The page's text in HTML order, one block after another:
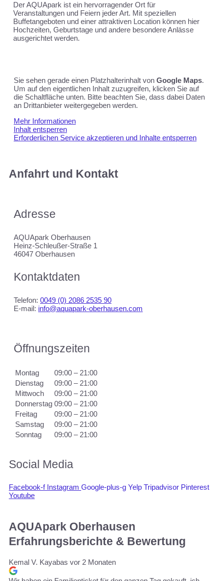
Der AQUApark ist ein hervorragender Ort für
Veranstaltungen und Feiern jeder Art. Mit speziellen
Buffetangeboten und einer attraktiven Location können hier
Hochzeiten, Geburtstage und andere besondere Anlässe
ausgerichtet werden.
Sie sehen gerade einen Platzhalterinhalt von Google Maps.
Um auf den eigentlichen Inhalt zuzugreifen, klicken Sie auf
die Schaltfläche unten. Bitte beachten Sie, dass dabei Daten
an Drittanbieter weitergegeben werden.
Mehr Informationen
Inhalt entsperren
Erforderlichen Service akzeptieren und Inhalte entsperren
Anfahrt und Kontakt
Adresse
AQUApark Oberhausen
Heinz-Schleußer-Straße 1
46047 Oberhausen
Kontaktdaten
Telefon: 0049 (0) 2086 2535 90
E-mail: info@aquapark-oberhausen.com
Öffnungszeiten
Montag
09:00 – 21:00
Dienstag
09:00 – 21:00
Mittwoch
09:00 – 21:00
Donnerstag 09:00 – 21:00
Freitag
09:00 – 21:00
Samstag
09:00 – 21:00
Sonntag
09:00 – 21:00
Social Media
Facebook-f Instagram Google-plus-g Yelp Tripadvisor Pinterest
Youtube
AQUApark Oberhausen
Erfahrungsberichte & Bewertung
Kemal V. Kayabas vor 2 Monaten